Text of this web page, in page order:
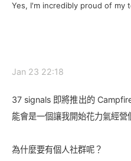
Yes, I'm incredibly proud of my
Jan 23 22:18
37 signals 即將推出的
能會是一個讓我開始花力氣經營
為什麼要有個人社群呢？